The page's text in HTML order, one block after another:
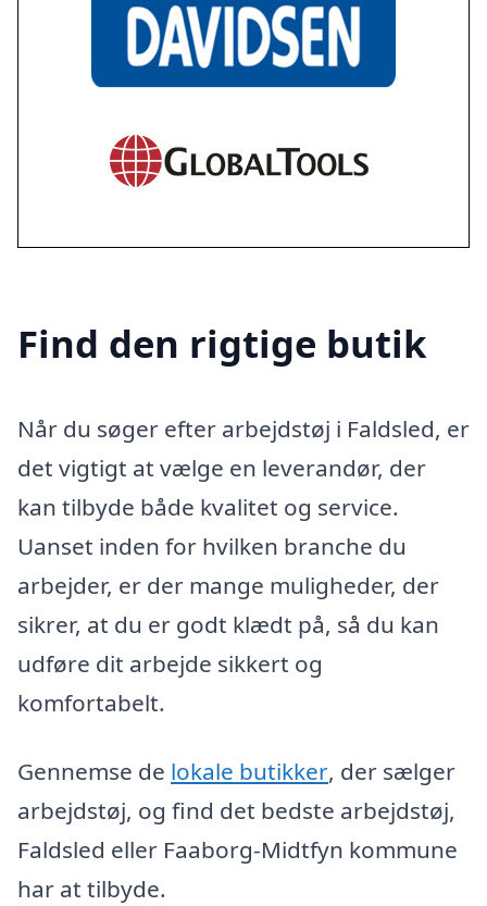
Find den rigtige butik
Når du søger efter arbejdstøj i Faldsled, er
det vigtigt at vælge en leverandør, der
kan tilbyde både kvalitet og service.
Uanset inden for hvilken branche du
arbejder, er der mange muligheder, der
sikrer, at du er godt klædt på, så du kan
udføre dit arbejde sikkert og
komfortabelt.
Gennemse de lokale butikker, der sælger
arbejdstøj, og find det bedste arbejdstøj,
Faldsled eller Faaborg-Midtfyn kommune
har at tilbyde.